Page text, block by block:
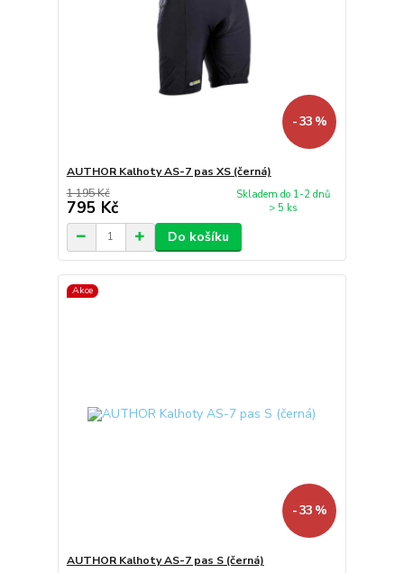
- 33 %
AUTHOR Kalhoty AS-7 pas XS (černá)
1 195 Kč
795 Kč
Skladem do 1-2 dnů
> 5 ks
Do košíku
Akce
- 33 %
AUTHOR Kalhoty AS-7 pas S (černá)